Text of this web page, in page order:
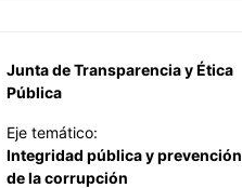
Junta de Transparencia y Ética
Pública
Eje temático:
Integridad pública y prevención
de la corrupción